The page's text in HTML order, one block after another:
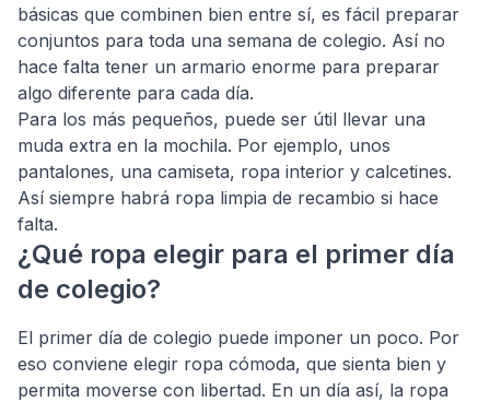
básicas que combinen bien entre sí, es fácil preparar
conjuntos para toda una semana de colegio. Así no
hace falta tener un armario enorme para preparar
algo diferente para cada día.
Para los más pequeños, puede ser útil llevar una
muda extra en la mochila. Por ejemplo, unos
pantalones, una camiseta, ropa interior y calcetines.
Así siempre habrá ropa limpia de recambio si hace
falta.
¿Qué ropa elegir para el primer día
de colegio?
El primer día de colegio puede imponer un poco. Por
eso conviene elegir ropa cómoda, que sienta bien y
permita moverse con libertad. En un día así, la ropa